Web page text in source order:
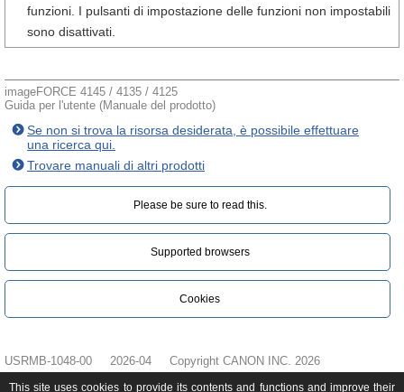
funzioni. I pulsanti di impostazione delle funzioni non impostabili
sono disattivati.
imageFORCE 4145 / 4135 / 4125
Guida per l'utente (Manuale del prodotto)
Se non si trova la risorsa desiderata, è possibile effettuare
una ricerca qui.
Trovare manuali di altri prodotti
Please be sure to read this.‎
Supported browsers
Cookies
USRMB-1048-00 2026-04 Copyright CANON INC. 2026
This site uses cookies to provide its contents and functions and improve their